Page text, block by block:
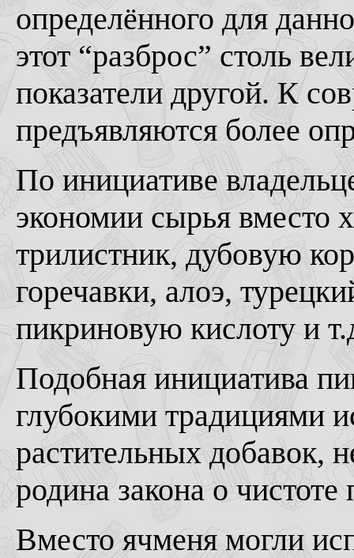
определённого для
этот “разброс” столь
показатели другой. К
предъявляются более
По инициативе
экономии сырья вместо
трилистник, дубовую
горечавки, алоэ,
пикриновую кислоту и
Подобная инициатива
глубокими традициями
растительных добавок,
родина закона о чистоте
Вместо ячменя могли